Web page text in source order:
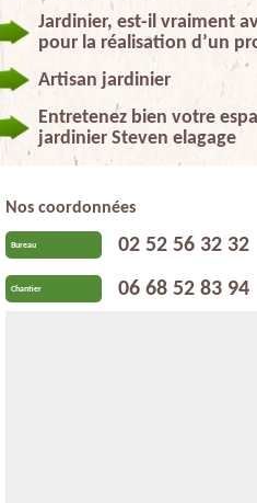
Jardinier, est-il vraiment
pour la réalisation d’un
Artisan jardinier
Entretenez bien votre
jardinier Steven elagage
Nos coordonnées
Bureau 02 52 56 32 32
Chantier 06 68 52 83 94